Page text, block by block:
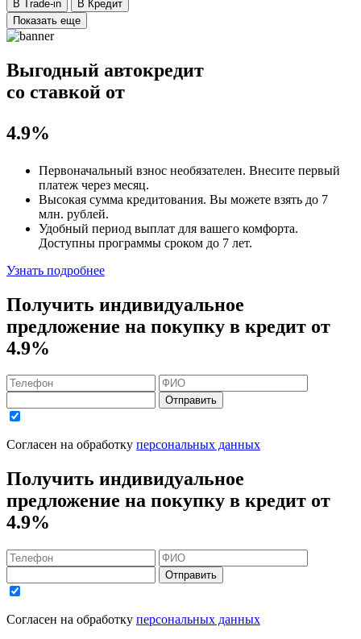
В Trade-in
В Кредит
Показать еще
Выгодный автокредит
со ставкой от
4.9%
Первоначальный взнос необязателен. Внесите первый
платеж через месяц.
Высокая сумма кредитования. Вы можете взять до 7
млн. рублей.
Удобный период выплат для вашего комфорта.
Доступны программы сроком до 7 лет.
Узнать подробнее
Получить индивидуальное
предложение на покупку в кредит от
4.9%
Отправить
Согласен на обработку персональных данных
Получить индивидуальное
предложение на покупку в кредит от
4.9%
Отправить
Согласен на обработку персональных данных